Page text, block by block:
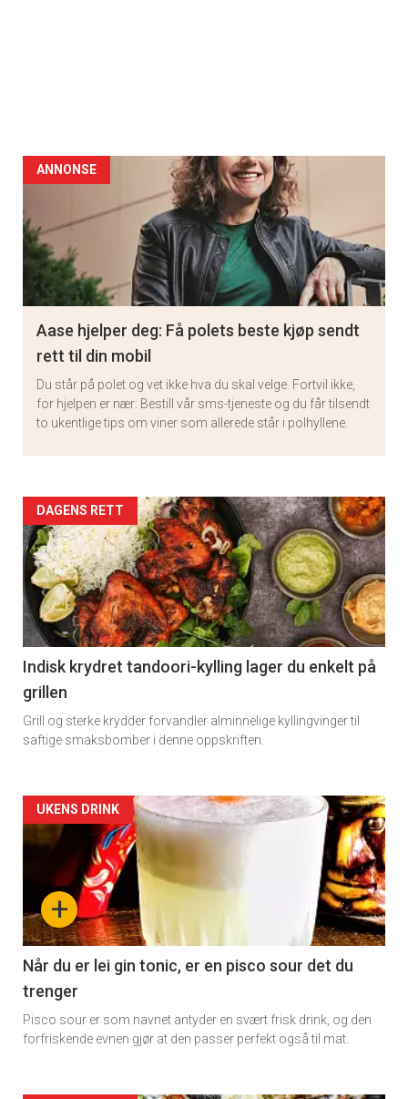
ANNONSE
Aase hjelper deg: Få polets beste kjøp sendt
rett til din mobil
Du står på polet og vet ikke hva du skal velge. Fortvil ikke,
for hjelpen er nær: Bestill vår sms-tjeneste og du får tilsendt
to ukentlige tips om viner som allerede står i polhyllene.
Artikler
detail
-
section
11
DAGENS RETT
Indisk krydret tandoori-kylling lager du enkelt på
grillen
Grill og sterke krydder forvandler alminnelige kyllingvinger til
saftige smaksbomber i denne oppskriften.
Artikler
detail
section
11
Dagens
rett
+
UKENS DRINK
Når du er lei gin tonic, er en pisco sour det du
trenger
Pisco sour er som navnet antyder en svært frisk drink, og den
forfriskende evnen gjør at den passer perfekt også til mat.